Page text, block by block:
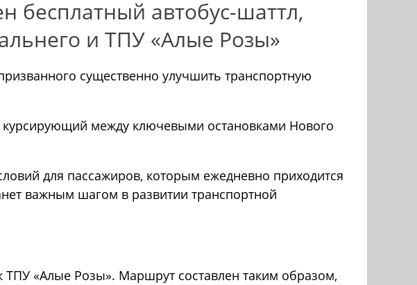
бесплатный автобус-шаттл,
и ТПУ «Алые Розы»
существенно улучшить транспортную
курсирующий между ключевыми остановками Нового
для пассажиров, которым ежедневно приходится
важным шагом в развитии транспортной
ТПУ «Алые Розы». Маршрут составлен таким образом,